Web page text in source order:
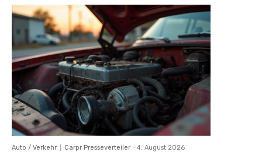
Auto / Verkehr Carpr Presseverteiler - 4. August 2026